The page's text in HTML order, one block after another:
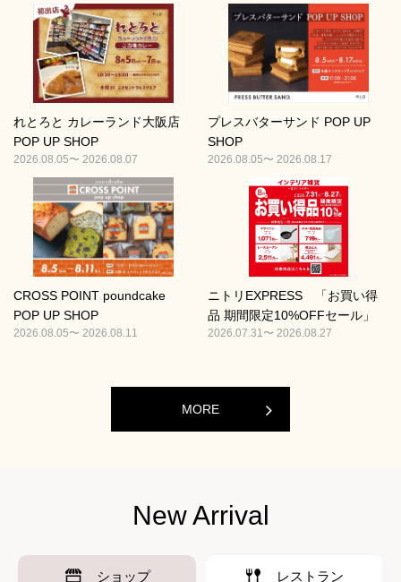
れとろと カレーランド大阪店
POP UP SHOP
2026.08.05〜 2026.08.07
プレスバターサンド POP UP
SHOP
2026.08.05〜 2026.08.17
CROSS POINT poundcake
POP UP SHOP
2026.08.05〜 2026.08.11
ニトリEXPRESS 「お買い得
品 期間限定10%OFFセール」
2026.07.31〜 2026.08.27
MORE
New Arrival
ショップ レストラン